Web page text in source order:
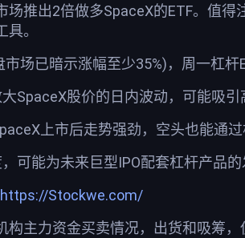
推出2倍做多SpaceX的ETF。值
。
场已暗示涨幅至少35%)，周一杠杆
SpaceX股价的日内波动，可能吸
上市后走势强劲，空头也能通
可能为未来巨型IPO配套杠杆产品的
https://Stockwe.com/
主力资金买卖情况，出货和吸筹